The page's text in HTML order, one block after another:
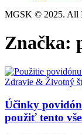
MGSK © 2025. All
Značka:
Zdravie & Životný
Účinky
použiť tento